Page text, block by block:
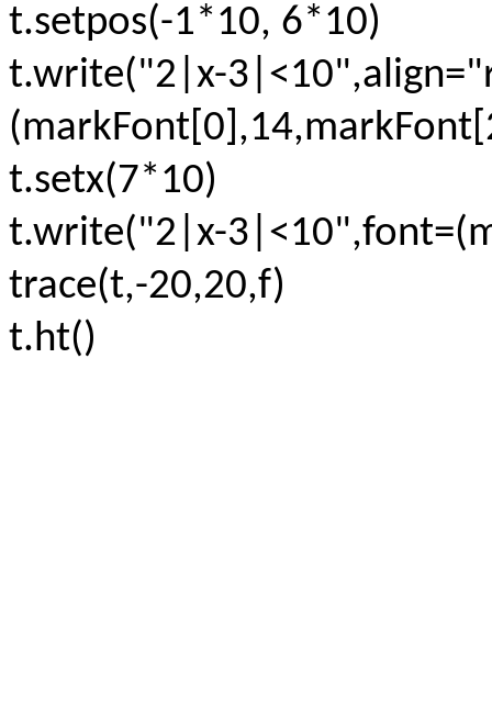
t.setpos(-1*10, 6*10)
t.write("2|x-
t.setx(7*10)
t.write("2|x-
trace(t,-20,20,f)
t.ht()